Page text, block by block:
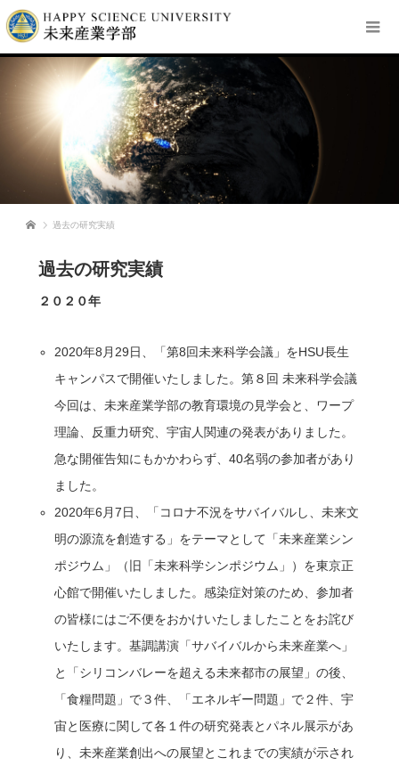
過去の研究実績
ホーム 過去の研究実績
過去の研究実績
２０２０年
2020年8月29日、「第8回未来科学会議」をHSU長生
キャンパスで開催いたしました。第８回 未来科学会議
今回は、未来産業学部の教育環境の見学会と、ワープ
理論、反重力研究、宇宙人関連の発表がありました。
急な開催告知にもかかわらず、40名弱の参加者があり
ました。
2020年6月7日、「コロナ不況をサバイバルし、未来文
明の源流を創造する」をテーマとして「未来産業シン
ポジウム」（旧「未来科学シンポジウム」）を東京正
心館で開催いたしました。感染症対策のため、参加者
の皆様にはご不便をおかけいたしましたことをお詫び
いたします。基調講演「サバイバルから未来産業へ」
と「シリコンバレーを超える未来都市の展望」の後、
「食糧問題」で３件、「エネルギー問題」で２件、宇
宙と医療に関して各１件の研究発表とパネル展示があ
り、未来産業創出への展望とこれまでの実績が示され